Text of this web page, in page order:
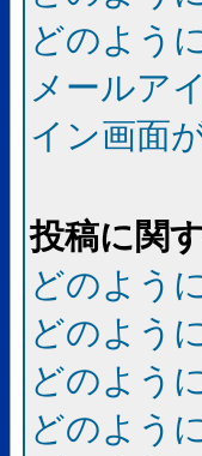
どのよう
メールア
イン画面
投稿に関
どのよう
どのよう
どのよう
どのよう